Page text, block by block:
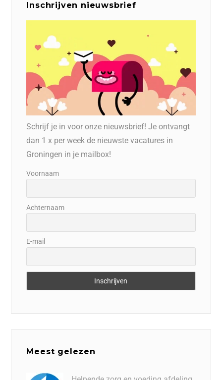
Inschrijven nieuwsbrief
Schrijf je in voor onze nieuwsbrief! Je ontvangt
dan 1 x per week de nieuwste vacatures in
Groningen in je mailbox!
Voornaam
Achternaam
E-mail
Meest gelezen